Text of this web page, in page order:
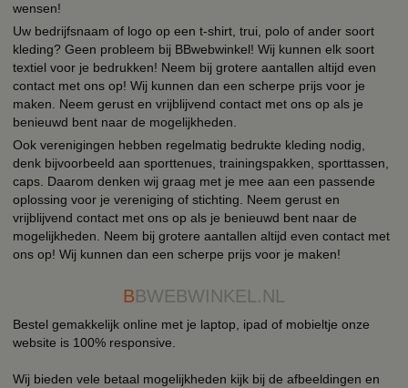
wensen!
Uw bedrijfsnaam of logo op een t-shirt, trui, polo of ander soort
kleding? Geen probleem bij BBwebwinkel! Wij kunnen elk soort
textiel voor je bedrukken! Neem bij grotere aantallen altijd even
contact met ons op! Wij kunnen dan een scherpe prijs voor je
maken. Neem gerust en vrijblijvend contact met ons op als je
benieuwd bent naar de mogelijkheden.
Ook verenigingen hebben regelmatig bedrukte kleding nodig,
denk bijvoorbeeld aan sporttenues, trainingspakken, sporttassen,
caps. Daarom denken wij graag met je mee aan een passende
oplossing voor je vereniging of stichting. Neem gerust en
vrijblijvend contact met ons op als je benieuwd bent naar de
mogelijkheden. Neem bij grotere aantallen altijd even contact met
ons op! Wij kunnen dan een scherpe prijs voor je maken!
BBWEBWINKEL.NL
Bestel gemakkelijk online met je laptop, ipad of mobieltje onze
website is 100% responsive.
Wij bieden vele betaal mogelijkheden kijk bij de afbeeldingen en